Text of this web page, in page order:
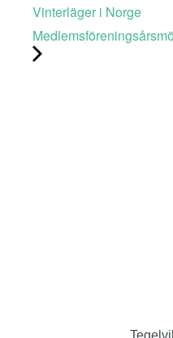
Vinterläger i Norge